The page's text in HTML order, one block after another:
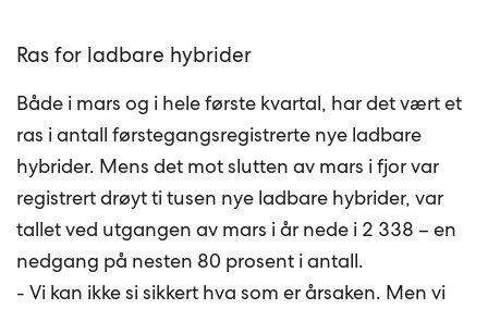
Ras for ladbare hybrider
Både i mars og i hele første kvartal, har det vært et
ras i antall førstegangsregistrerte nye ladbare
hybrider. Mens det mot slutten av mars i fjor var
registrert drøyt ti tusen nye ladbare hybrider, var
tallet ved utgangen av mars i år nede i 2 338 – en
nedgang på nesten 80 prosent i antall.
­- Vi kan ikke si sikkert hva som er årsaken. Men vi